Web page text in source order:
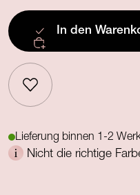
In den
Lieferung binnen 1-2
Nicht die richtige